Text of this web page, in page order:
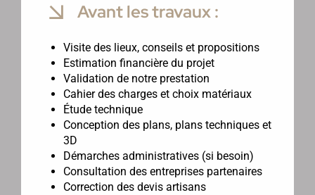
Avant les travaux :
Visite des lieux, conseils et propositions
Estimation financière du projet
Validation de notre prestation
Cahier des charges et choix matériaux
Étude technique
Conception des plans, plans techniques et
3D
Démarches administratives (si besoin)
Consultation des entreprises partenaires
Correction des devis artisans